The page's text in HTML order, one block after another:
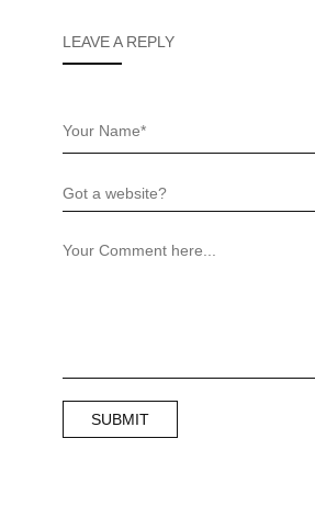
LEAVE A REPLY